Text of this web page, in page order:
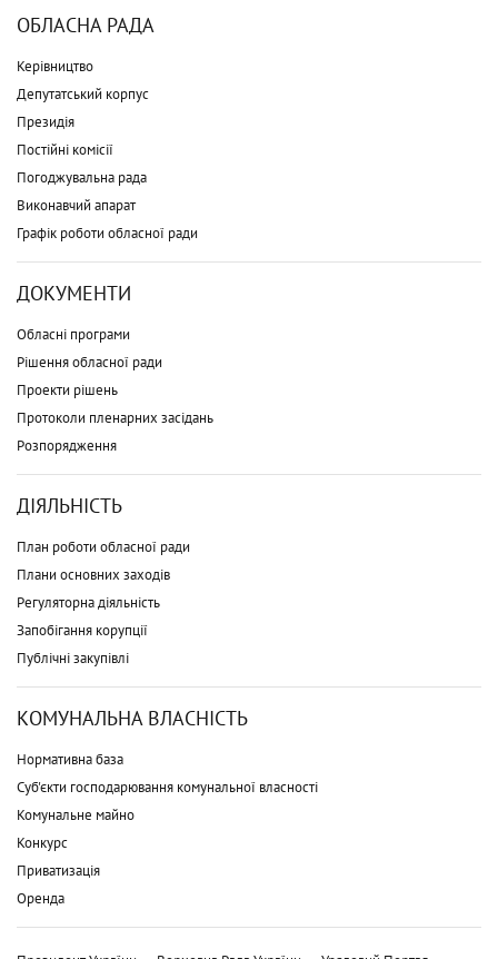
ОБЛАСНА РАДА
Керівництво
Депутатський корпус
Президія
Постійні комісії
Погоджувальна рада
Виконавчий апарат
Графік роботи обласної ради
ДОКУМЕНТИ
Обласні програми
Рішення обласної ради
Проекти рішень
Протоколи пленарних засідань
Розпорядження
ДІЯЛЬНІСТЬ
План роботи обласної ради
Плани основних заходів
Регуляторна діяльність
Запобігання корупції
Публічні закупівлі
КОМУНАЛЬНА ВЛАСНІСТЬ
Нормативна база
Суб'єкти господарювання комунальної власності
Комунальне майно
Конкурс
Приватизація
Оренда